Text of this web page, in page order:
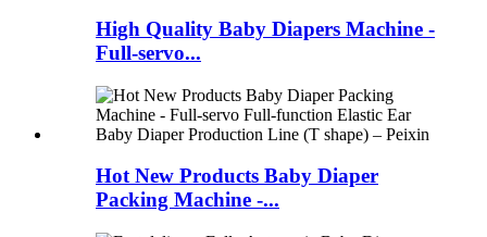
High Quality Baby Diapers Machine -
Full-servo...
Hot New Products Baby Diaper
Packing Machine -...